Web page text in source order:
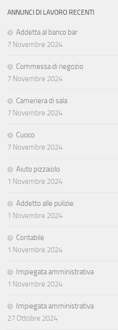
ANNUNCI DI LAVORO RECENTI
Addetta al banco bar
7 Novembre 2024
Commessa di negozio
7 Novembre 2024
Cameriera di sala
7 Novembre 2024
Cuoco
7 Novembre 2024
Aiuto pizzaiolo
1 Novembre 2024
Addetto alle pulizie
1 Novembre 2024
Contabile
1 Novembre 2024
Impiegata amministrativa
1 Novembre 2024
Impiegata amministrativa
27 Ottobre 2024